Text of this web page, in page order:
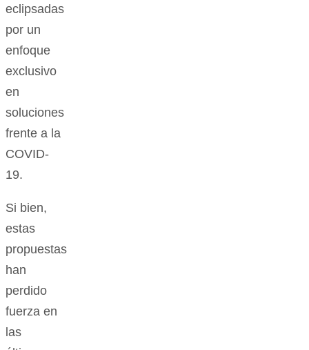
eclipsadas
por un
enfoque
exclusivo
en
soluciones
frente a la
COVID-
19.
Si bien,
estas
propuestas
han
perdido
fuerza en
las